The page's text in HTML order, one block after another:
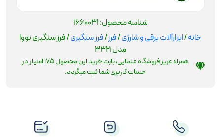
شناسه محصول:1660031
خانه/ابزارآلات برقی و شارژی/فرز/فرز سنگبری/ فرز سنگبری نووا
مدل 3321
همراه عزیز فروشگاه علمایی، بابت خرید این محصول175امتیاز در
حساب کاربری شما ثبت میگردد.